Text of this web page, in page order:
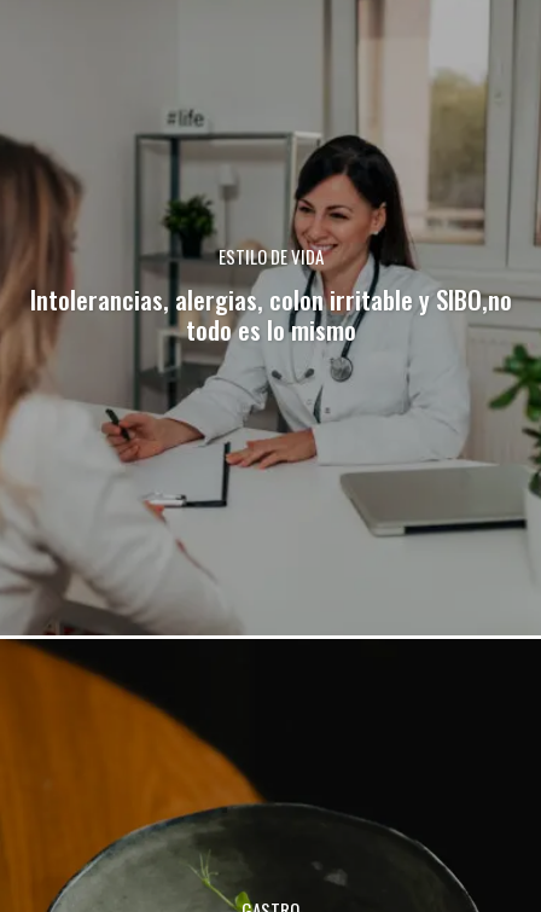
ESTILO DE VIDA
Intolerancias, alergias, colon irritable y SIBO,no
todo es lo mismo